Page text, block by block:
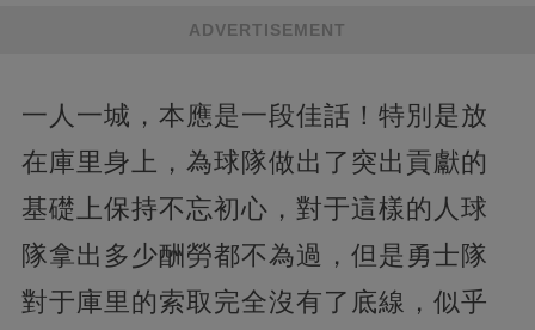
ADVERTISEMENT
一人一城，本應是一段佳話！特別是放
在庫里身上，為球隊做出了突出貢獻的
基礎上保持不忘初心，對于這樣的人球
隊拿出多少酬勞都不為過，但是勇士隊
對于庫里的索取完全沒有了底線，似乎